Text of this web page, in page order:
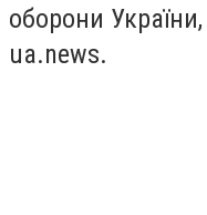
оборони
ua.news.